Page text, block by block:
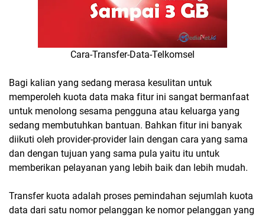
Cara-Transfer-Data-Telkomsel
Bagi kalian yang sedang merasa kesulitan untuk
memperoleh kuota data maka fitur ini sangat bermanfaat
untuk menolong sesama pengguna atau keluarga yang
sedang membutuhkan bantuan. Bahkan fitur ini banyak
diikuti oleh provider-provider lain dengan cara yang sama
dan dengan tujuan yang sama pula yaitu itu untuk
memberikan pelayanan yang lebih baik dan lebih mudah.
Transfer kuota adalah proses pemindahan sejumlah kuota
data dari satu nomor pelanggan ke nomor pelanggan yang